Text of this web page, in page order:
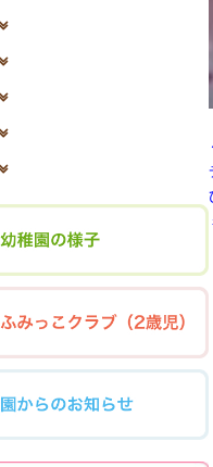
月(10)
月(08)
月(04)
月(03)
月(05)